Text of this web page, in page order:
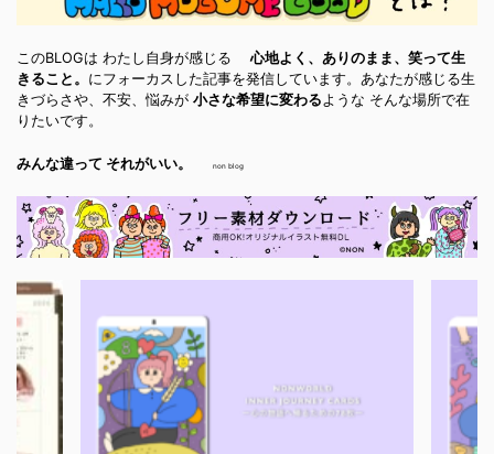
このBLOGは わたし自身が感じる心地よく、ありのまま、笑って生
きること。 にフォーカスした記事を発信しています。あなたが感じる生
きづらさや、不安、悩みが 小さな希望に変わる ような そんな場所で在
りたいです。
みんな違って それがいい。 non blog